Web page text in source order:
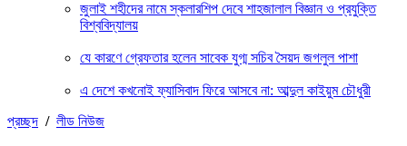
জুলাই শহীদের নামে স্কলারশিপ দেবে শাহজালাল বিজ্ঞান ও প্রযুক্তি
বিশ্ববিদ্যালয়
যে কারণে গ্রেফতার হলেন সাবেক যুগ্ম সচিব সৈয়দ জগলুল পাশা
এ দেশে কখনোই ফ্যাসিবাদ ফিরে আসবে না: আব্দুল কাইয়ুম চৌধুরী
প্রচ্ছদ / লীড নিউজ